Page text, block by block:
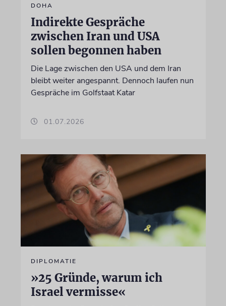
DOHA
Indirekte Gespräche
zwischen Iran und USA
sollen begonnen haben
Die Lage zwischen den USA und dem Iran
bleibt weiter angespannt. Dennoch laufen nun
Gespräche im Golfstaat Katar
01.07.2026
DIPLOMATIE
»25 Gründe, warum ich
Israel vermisse«